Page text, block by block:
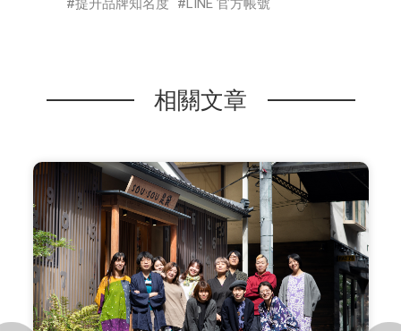
提升品牌知名度
LINE 官方帳號
相關文章